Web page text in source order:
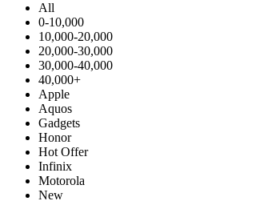
All
0-10,000
10,000-20,000
20,000-30,000
30,000-40,000
40,000+
Apple
Aquos
Gadgets
Honor
Hot Offer
Infinix
Motorola
New